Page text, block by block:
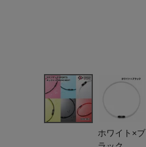
ホワイト×ブ